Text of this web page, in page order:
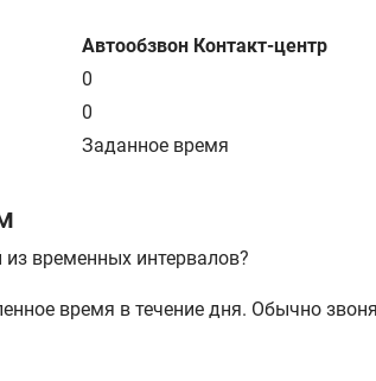
Автообзвон Контакт-центр
0
0
Заданное время
временных интервалов?
время в течение дня. Обычно